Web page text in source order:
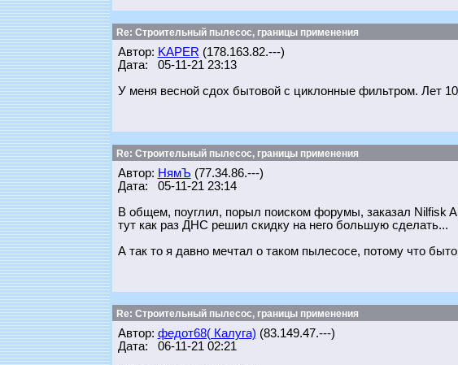
Re: Строительный пылесос, границы применения
Автор: KAPER (178.163.82.---)
Дата: 05-11-21 23:13
У меня весной сдох бытовой с циклонные фильтром. Лет 10
Re: Строительный пылесос, границы применения
Автор: НямЪ (77.34.86.---)
Дата: 05-11-21 23:14
В общем, поуглил, порыл поиском форумы, заказал Nilfisk
тут как раз ДНС решил скидку на него большую сделать...
А так то я давно мечтал о таком пылесосе, потому что
Re: Строительный пылесос, границы применения
Автор: федот68( Калуга) (83.149.47.---)
Дата: 06-11-21 02:21